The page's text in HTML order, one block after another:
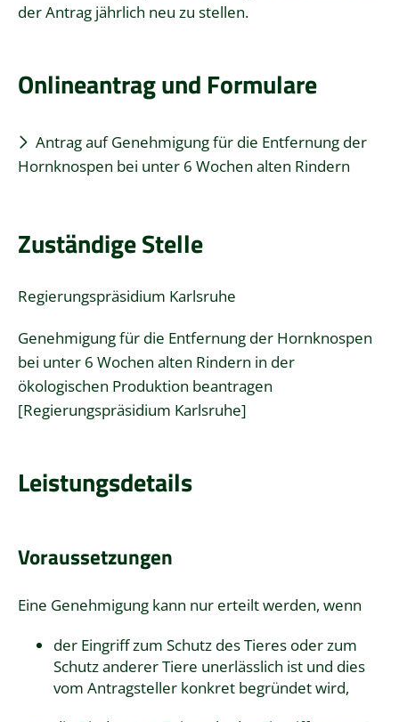
der Antrag jährlich neu zu stellen.
Onlineantrag und Formulare
Antrag auf Genehmigung für die Entfernung der
Hornknospen bei unter 6 Wochen alten Rindern
Zuständige Stelle
Regierungspräsidium Karlsruhe
Genehmigung für die Entfernung der Hornknospen
bei unter 6 Wochen alten Rindern in der
ökologischen Produktion beantragen
[Regierungspräsidium Karlsruhe]
Leistungsdetails
Voraussetzungen
Eine Genehmigung kann nur erteilt werden, wenn
der Eingriff zum Schutz des Tieres oder zum
Schutz anderer Tiere unerlässlich ist und dies
vom Antragsteller konkret begründet wird,